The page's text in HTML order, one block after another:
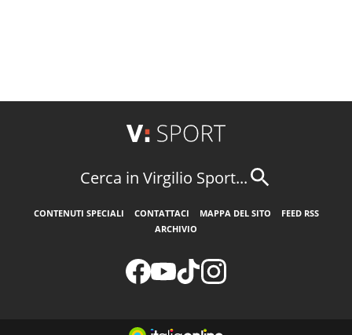
Cerca in Virgilio Sport...
CONTENUTI SPECIALI CONTATTACI MAPPA DEL SITO
FEED RSS
ARCHIVIO